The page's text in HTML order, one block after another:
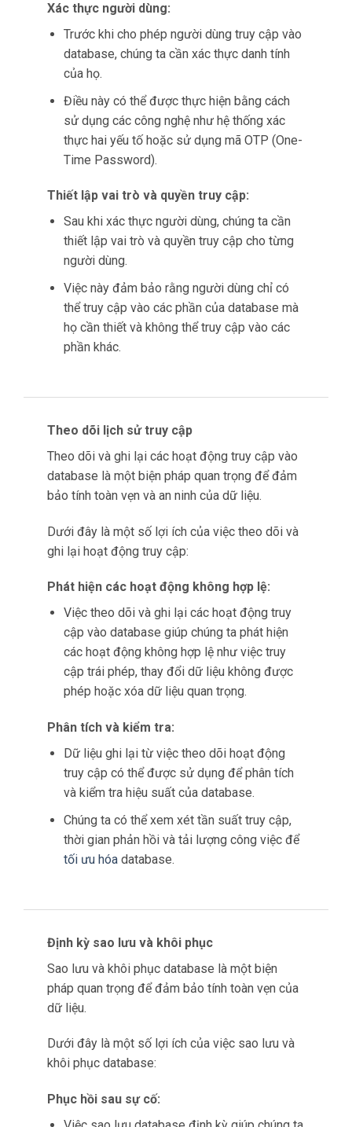
Xác thực người dùng:
Trước khi cho phép người dùng truy cập vào
database, chúng ta cần xác thực danh tính
của họ.
Điều này có thể được thực hiện bằng cách
sử dụng các công nghệ như hệ thống xác
thực hai yếu tố hoặc sử dụng mã OTP (One-
Time Password).
Thiết lập vai trò và quyền truy cập:
Sau khi xác thực người dùng, chúng ta cần
thiết lập vai trò và quyền truy cập cho từng
người dùng.
Việc này đảm bảo rằng người dùng chỉ có
thể truy cập vào các phần của database mà
họ cần thiết và không thể truy cập vào các
phần khác.
Theo dõi lịch sử truy cập
Theo dõi và ghi lại các hoạt động truy cập vào
database là một biện pháp quan trọng để đảm
bảo tính toàn vẹn và an ninh của dữ liệu.
Dưới đây là một số lợi ích của việc theo dõi và
ghi lại hoạt động truy cập:
Phát hiện các hoạt động không hợp lệ:
Việc theo dõi và ghi lại các hoạt động truy
cập vào database giúp chúng ta phát hiện
các hoạt động không hợp lệ như việc truy
cập trái phép, thay đổi dữ liệu không được
phép hoặc xóa dữ liệu quan trọng.
Phân tích và kiểm tra:
Dữ liệu ghi lại từ việc theo dõi hoạt động
truy cập có thể được sử dụng để phân tích
và kiểm tra hiệu suất của database.
Chúng ta có thể xem xét tần suất truy cập,
thời gian phản hồi và tải lượng công việc để
tối ưu hóadatabase.
Định kỳ sao lưu và khôi phục
Sao lưu và khôi phục database là một biện
pháp quan trọng để đảm bảo tính toàn vẹn của
dữ liệu.
Dưới đây là một số lợi ích của việc sao lưu và
khôi phục database:
Phục hồi sau sự cố: